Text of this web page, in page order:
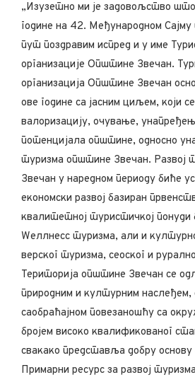
„Изузетно ми је задовољство што
године на 42. Међународном
пут поздравим испред и у име
организације Општине Звечан.
организација Општине Звечан
ове године са јасним циљем, који
валоризацију, очување,
потенцијала општине, односно
туризма општине Звечан. Развој
Звечан у наредном периоду биће
економски развој базиран
квалитетној туристичкој понуди
Wеллнесс туризма, али и
верског туризма, сеоског и
Територија општине Звечан се
природним и културним наслеђем,
саобраћајном повезаношћу са
бројем високо квалификованог
свакако представља добру основу
Примарни ресурс за развој